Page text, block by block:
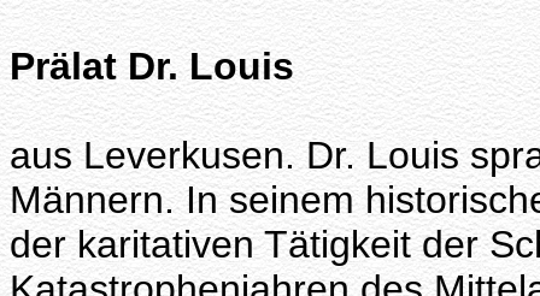
Prälat Dr. Louis
aus Leverkusen. Dr. Louis
Männern. In seinem
der karitativen Tätigkeit der